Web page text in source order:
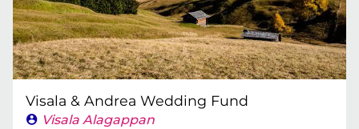
Visala & Andrea Wedding Fund
Visala Alagappan